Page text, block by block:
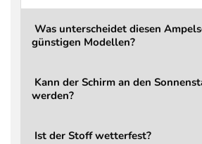
Windbelastung
Drehbar
Verstellung
Was unterscheidet diesen
günstigen Modellen?
Kann der Schirm an den
werden?
Ist der Stoff wetterfest?